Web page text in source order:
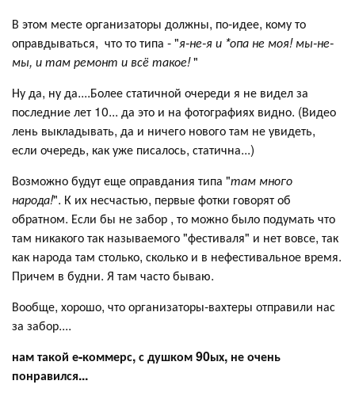
В этом месте организаторы должны, по-идее, кому то
оправдываться, что то типа - "я-не-я и *опа не моя! мы-не-
мы, и там ремонт и всё такое!"
Ну да, ну да....Более статичной очереди я не видел за
последние лет 10... да это и на фотографиях видно. (Видео
лень выкладывать, да и ничего нового там не увидеть,
если очередь, как уже писалось, статична...)
Возможно будут еще оправдания типа "там много
народа!". К их несчастью, первые фотки говорят об
обратном. Если бы не забор , то можно было подумать что
там никакого так называемого "фестиваля" и нет вовсе, так
как народа там столько, сколько и в нефестивальное время.
Причем в будни. Я там часто бываю.
Вообще, хорошо, что организаторы-вахтеры отправили нас
за забор....
нам такой е-коммерс, с душком 90ых, не очень
понравился...